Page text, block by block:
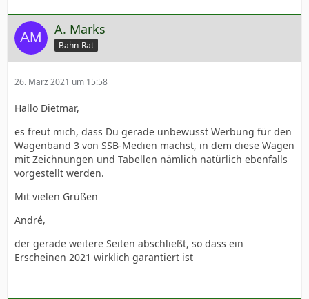
A. Marks
Bahn-Rat
26. März 2021 um 15:58
Hallo Dietmar,
es freut mich, dass Du gerade unbewusst Werbung für den
Wagenband 3 von SSB-Medien machst, in dem diese Wagen
mit Zeichnungen und Tabellen nämlich natürlich ebenfalls
vorgestellt werden.
Mit vielen Grüßen
André,
der gerade weitere Seiten abschließt, so dass ein
Erscheinen 2021 wirklich garantiert ist